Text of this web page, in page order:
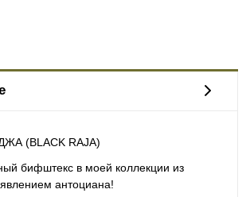
(BLACK RAJA)
бифштекс в моей коллекции из
антоциана!